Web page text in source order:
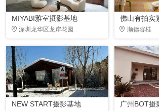
MIYABI雅室摄影基地
深圳龙华区龙岸花园
佛山有拍实
顺德容桂
NEW START摄影基地 广州BOT摄